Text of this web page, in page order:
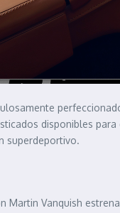
disponibles
superdeportivo.
Martin Vanquish